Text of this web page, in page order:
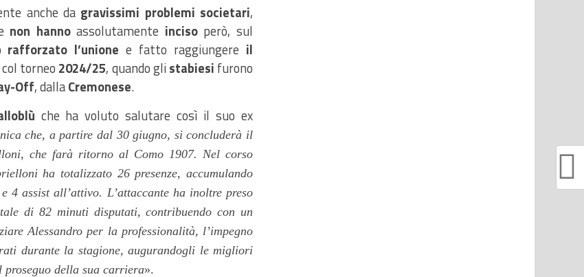
anche da gravissimi problemi societari,
non hannoassolutamente incisoperò, sul
rafforzato l’unione e fatto raggiungere il
torneo 2024/25, quando glistabiesi furono
Off, dallaCremonese.
che ha voluto salutare così il suo ex
che, a partire dal 30 giugno, si concluderà il
che farà ritorno al Como 1907. Nel corso
ha totalizzato 26 presenze, accumulando
e 4 assist all’attivo. L’attaccante ha inoltre preso
di 82 minuti disputati, contribuendo con un
Alessandro per la professionalità, l’impegno
durante la stagione, augurandogli le migliori
della sua carriera».